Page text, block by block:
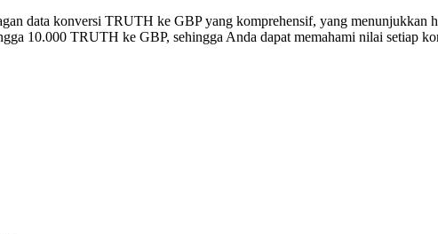
data konversi TRUTH ke GBP yang komprehensif, yang
10.000 TRUTH ke GBP, sehingga Anda dapat memahami nilai setiap